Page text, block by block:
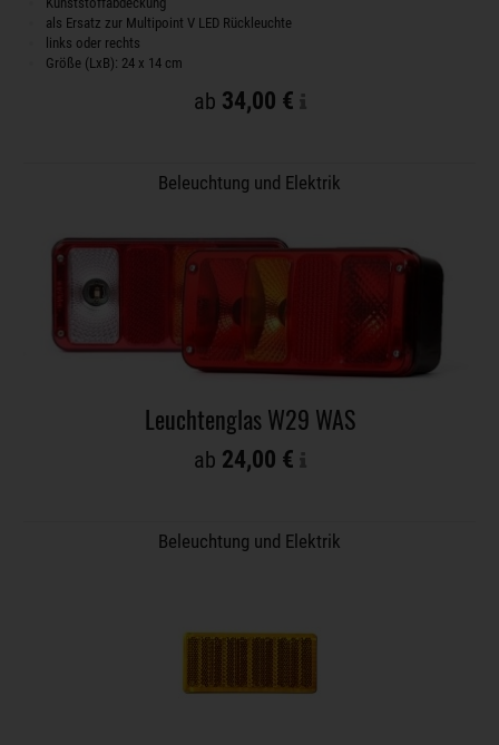
als Ersatz zur Multipoint V LED Rückleuchte
links oder rechts
Größe (LxB): 24 x 14 cm
ab 34,00 €
Beleuchtung und Elektrik
Leuchtenglas W29 WAS
ab 24,00 €
Beleuchtung und Elektrik